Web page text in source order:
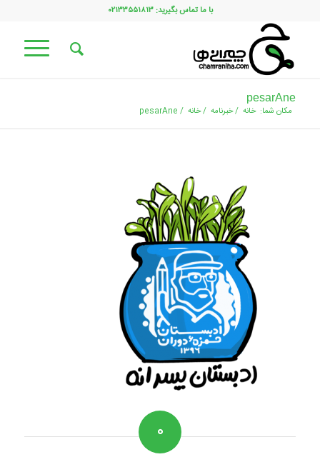
با ما تماس بگیرید: ۰۲۱۳۳۵۵۱۸۱۳
pesarAne
مکان شما: خانه /خبرنامه /خانه /
pesarAne
۰